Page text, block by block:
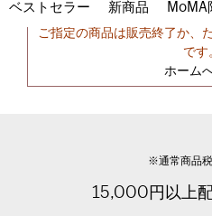
ベストセラー 新商品 MoMA
申し訳ござ
ご指定の商品は販売終了か、
です
ホーム
※通常商品
15,000円以上